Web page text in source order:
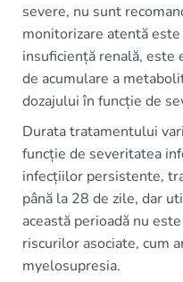
severe, nu sunt
monitorizare atentă
insuficiență renală, este
de acumulare a
dozajului în funcție de
Durata tratamentului
funcție de severitatea
infecțiilor persistente,
până la 28 de zile, dar
această perioadă nu
riscurilor asociate, cum
myelosupresia.